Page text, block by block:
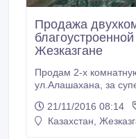
Продажа
Жезказгане
Продам 2-х
ул.Алашахана, за супермаркетом Астана.Этаж
бытовая техника..
21/11/2016 08:14
Казахстан,